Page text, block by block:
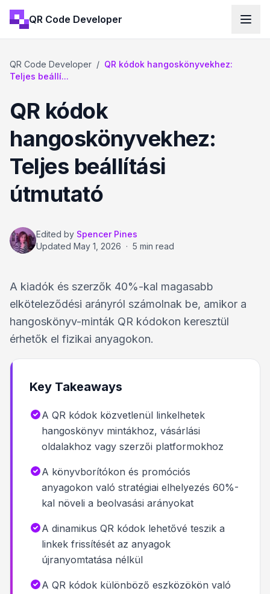
QR Code Developer
QR Code Developer / QR kódok hangoskönyvekhez:
Teljes beállí...
QR kódok
hangoskönyvekhez:
Teljes beállítási
útmutató
Edited by Spencer Pines
Updated May 1, 2026 · 5 min read
A kiadók és szerzők 40%-kal magasabb
elköteleződési arányról számolnak be, amikor a
hangoskönyv-minták QR kódokon keresztül
érhetők el fizikai anyagokon.
Key Takeaways
A QR kódok közvetlenül linkelhetek
hangoskönyv mintákhoz, vásárlási
oldalakhoz vagy szerzői platformokhoz
A könyvborítókon és promóciós
anyagokon való stratégiai elhelyezés 60%-
kal növeli a beolvasási arányokat
A dinamikus QR kódok lehetővé teszik a
linkek frissítését az anyagok
újranyomtatása nélkül
A QR kódok különböző eszközökön való